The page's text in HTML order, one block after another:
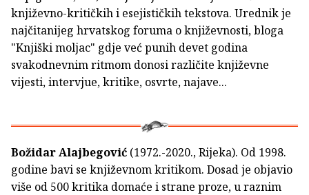
književno-kritičkih i esejističkih tekstova. Urednik je
najčitanijeg hrvatskog foruma o književnosti, bloga
"Knjiški moljac" gdje već punih devet godina
svakodnevnim ritmom donosi različite književne
vijesti, intervjue, kritike, osvrte, najave...
Božidar Alajbegović (1972.-2020., Rijeka). Od 1998.
godine bavi se književnom kritikom. Dosad je objavio
više od 500 kritika domaće i strane proze, u raznim